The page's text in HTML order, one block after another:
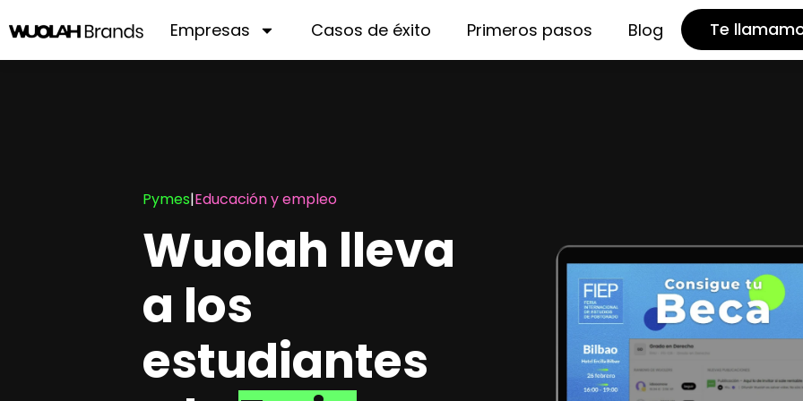
Empresas Casos de éxito Primeros pasos Blog Te
Pymes|Educación y empleo
Wuolah lleva
a los
estudiantes